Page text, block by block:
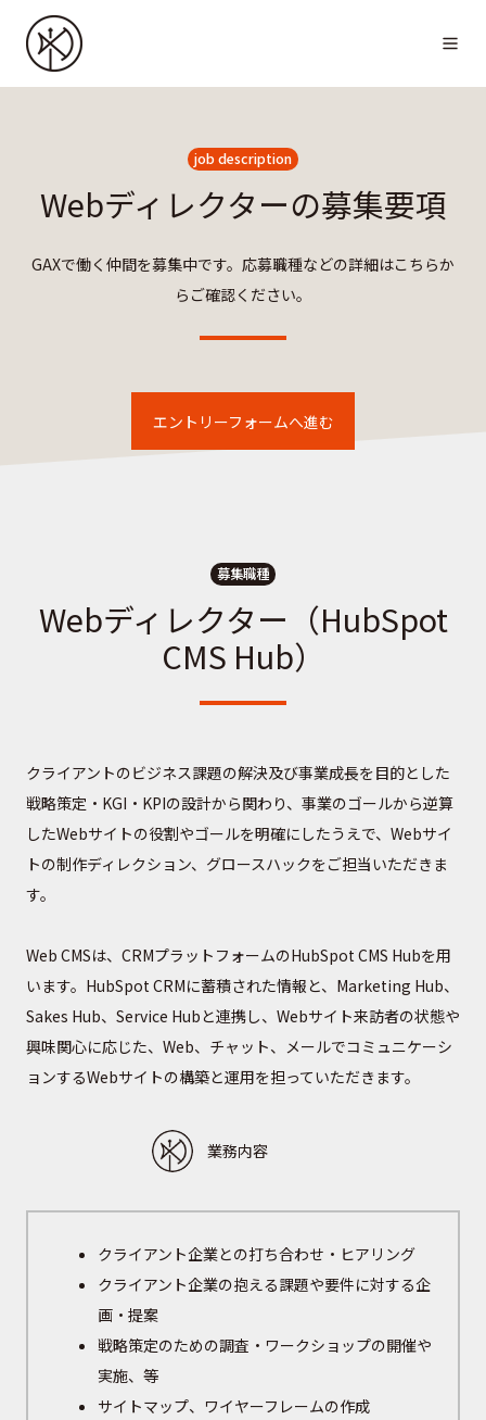
job description
Webディレクターの募集要項
GAXで働く仲間を募集中です。応募職種などの詳細はこちらか
らご確認ください。
エントリーフォームへ進む
募集職種
Webディレクター（HubSpot
CMS Hub）
クライアントのビジネス課題の解決及び事業成長を目的とした
戦略策定・KGI・KPIの設計から関わり、事業のゴールから逆算
したWebサイトの役割やゴールを明確にしたうえで、Webサイ
トの制作ディレクション、グロースハックをご担当いただきま
す。
Web CMSは、CRMプラットフォームのHubSpot CMS Hubを用
います。HubSpot CRMに蓄積された情報と、Marketing Hub、
Sakes Hub、Service Hubと連携し、Webサイト来訪者の状態や
興味関心に応じた、Web、チャット、メールでコミュニケーシ
ョンするWebサイトの構築と運用を担っていただきます。
業務内容
クライアント企業との打ち合わせ・ヒアリング
クライアント企業の抱える課題や要件に対する企
画・提案
戦略策定のための調査・ワークショップの開催や
実施、等
サイトマップ、ワイヤーフレームの作成